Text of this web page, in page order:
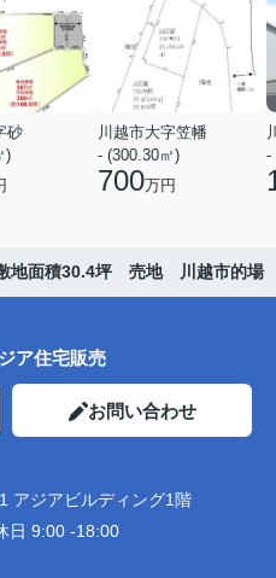
砂
)
川越市大字笠幡
- (300.30㎡)
700万円
-
地面積30.4坪 売地 川越市的場
ア住宅販売
お問い合わせ
アジアビルディング1階
9:00 -18:00